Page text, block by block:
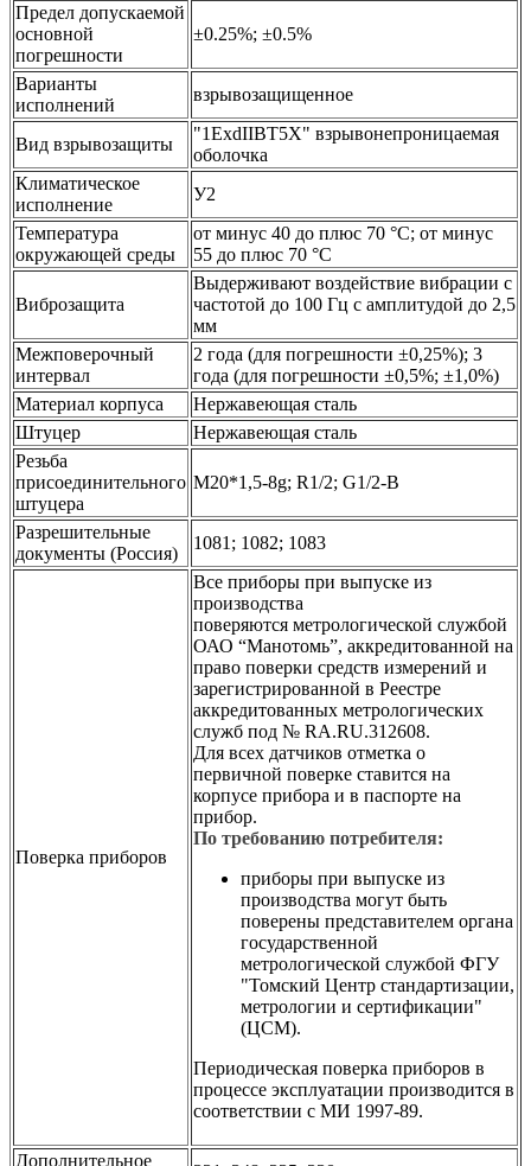
Предел допускаемой
основной
погрешности
±0.25%; ±0.5%
Варианты
исполнений
взрывозащищенное
Вид взрывозащиты
"1ExdIIBT5X" взрывонепроницаемая
оболочка
Климатическое
исполнение
У2
Температура
окружающей среды
от минус 40 до плюс 70 °С; от минус
55 до плюс 70 °С
Виброзащита
Выдерживают воздействие вибрации с
частотой до 100 Гц с амплитудой до 2,5
мм
Межповерочный
интервал
2 года (для погрешности ±0,25%); 3
года (для погрешности ±0,5%; ±1,0%)
Материал корпуса
Нержавеющая сталь
Штуцер
Нержавеющая сталь
Резьба
присоединительного
штуцера
М20*1,5-8g; R1/2; G1/2-B
Разрешительные
документы (Россия)
1081; 1082; 1083
Поверка приборов
Все приборы при выпуске из
производства
поверяются метрологической службой
ОАО “Манотомь”, аккредитованной на
право поверки средств измерений и
зарегистрированной в Реестре
аккредитованных метрологических
служб под № RA.RU.312608.
Для всех датчиков отметка о
первичной поверке ставится на
корпусе прибора и в паспорте на
прибор.
По требованию потребителя:
приборы при выпуске из
производства могут быть
поверены представителем органа
государственной
метрологической службой ФГУ
"Томский Центр стандартизации,
метрологии и сертификации"
(ЦСМ).
Периодическая поверка приборов в
процессе эксплуатации производится в
соответствии c МИ 1997-89.
Дополнительное